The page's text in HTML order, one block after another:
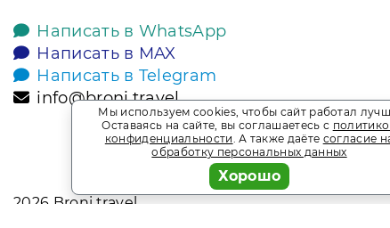
Написать в WhatsApp
Написать в MAX
Написать в Telegram
info@broni.travel
2026 Broni.travel
Мы используем cookies, чтобы сайт работал
Оставаясь на сайте, вы соглашаетесь с
конфиденциальности. А также даёте согласие
обработку персональных данных
Хорошо